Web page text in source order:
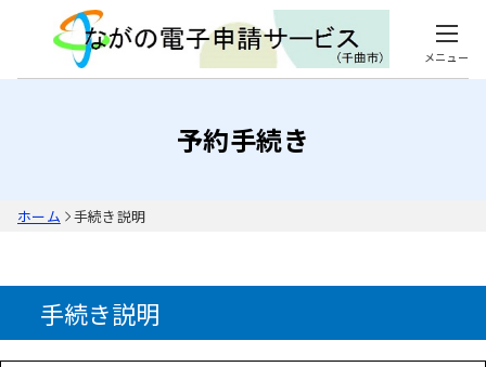
メニュー
予約手続き
ホーム 手続き説明
手続き説明